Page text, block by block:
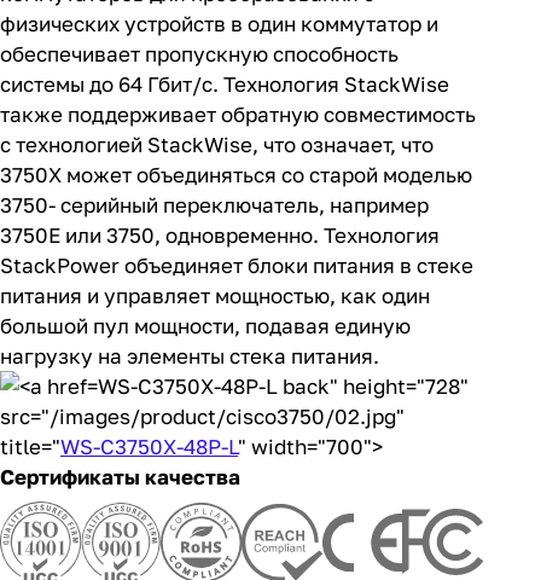
коммутаторов для преобразования 9
физических устройств в один коммутатор и
обеспечивает пропускную способность
системы до 64 Гбит/с. Технология StackWise
также поддерживает обратную совместимость
с технологией StackWise, что означает, что
3750X может объединяться со старой моделью
3750- серийный переключатель, например
3750E или 3750, одновременно. Технология
StackPower объединяет блоки питания в стеке
питания и управляет мощностью, как один
большой пул мощности, подавая единую
нагрузку на элементы стека питания.
WS-C3750X-48P-L back" height="728"
src="/images/product/cisco3750/02.jpg"
title="WS-C3750X-48P-L" width="700">
Сертификаты качества